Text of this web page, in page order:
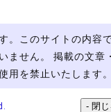
。このサイトの内容
ません。 掲載の文章
用を禁止いたします。